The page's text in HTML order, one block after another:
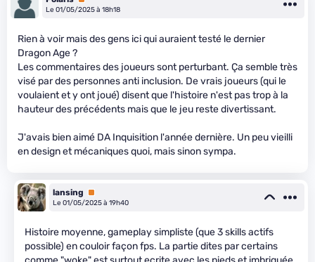
Le 01/05/2025 à 18h18
Rien à voir mais des gens ici qui auraient testé le dernier
Dragon Age ?
Les commentaires des joueurs sont perturbant. Ça semble très
visé par des personnes anti inclusion. De vrais joueurs (qui le
voulaient et y ont joué) disent que l'histoire n'est pas trop à la
hauteur des précédents mais que le jeu reste divertissant.
J'avais bien aimé DA Inquisition l'année dernière. Un peu vieilli
en design et mécaniques quoi, mais sinon sympa.
lansing
Premium
Le 01/05/2025 à 19h40
Histoire moyenne, gameplay simpliste (que 3 skills actifs
possible) en couloir façon fps. La partie dites par certains